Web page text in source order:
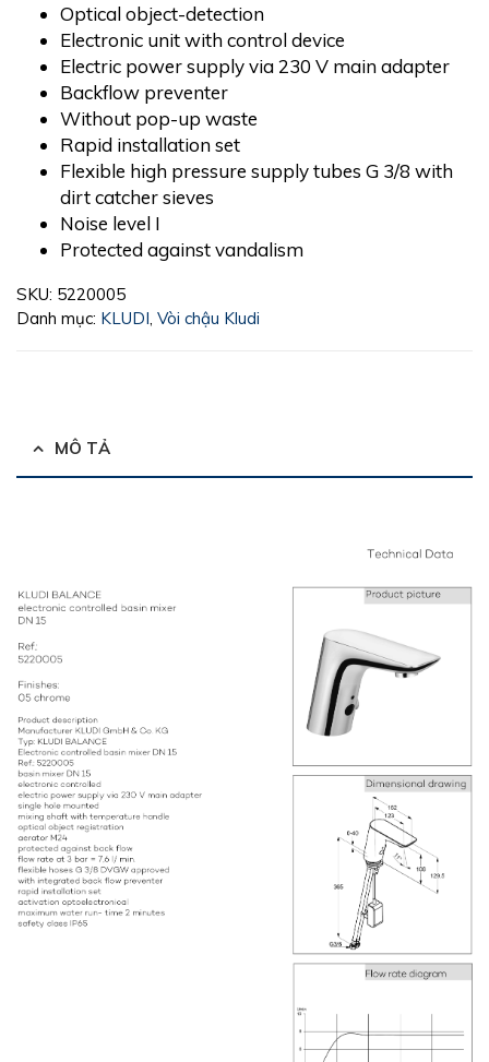
Optical object-detection
Electronic unit with control device
Electric power supply via 230 V main adapter
Backflow preventer
Without pop-up waste
Rapid installation set
Flexible high pressure supply tubes G 3/8 with
dirt catcher sieves
Noise level I
Protected against vandalism
SKU: 5220005
Danh mục: KLUDI Vòi chậu Kludi
MÔ TẢ